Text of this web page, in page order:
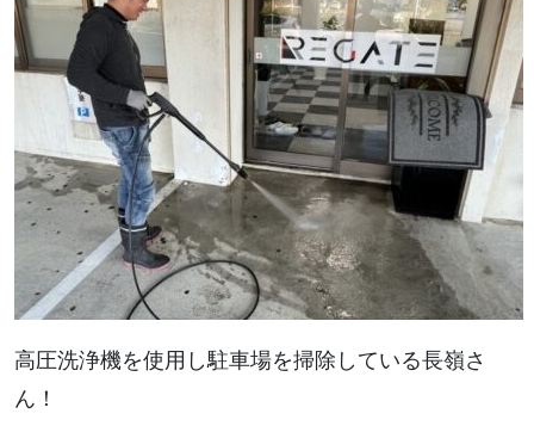
高圧洗浄機を使用し駐車場を掃除している長嶺さ
ん！